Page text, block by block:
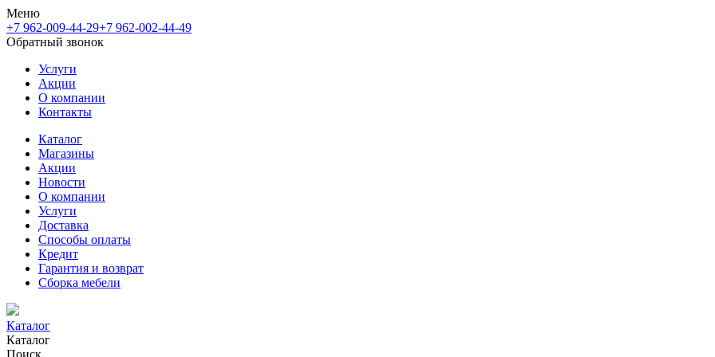
Меню
+7 962-009-44-29+7 962-002-44-49
Обратный звонок
Услуги
Акции
О компании
Контакты
Каталог
Магазины
Акции
Новости
О компании
Услуги
Доставка
Способы оплаты
Кредит
Гарантия и возврат
Сборка мебели
Каталог
Каталог
Поиск